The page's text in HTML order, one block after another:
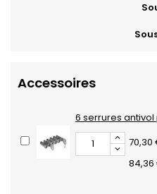
Accessoires
6 serrures
70,30
84,36